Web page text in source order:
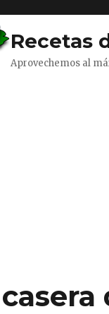
Recetas
Aprovechemos al